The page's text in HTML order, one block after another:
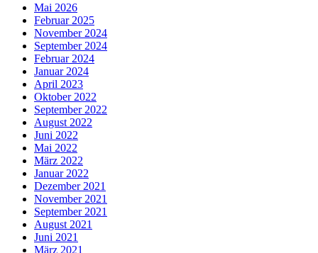
Mai 2026
Februar 2025
November 2024
September 2024
Februar 2024
Januar 2024
April 2023
Oktober 2022
September 2022
August 2022
Juni 2022
Mai 2022
März 2022
Januar 2022
Dezember 2021
November 2021
September 2021
August 2021
Juni 2021
März 2021